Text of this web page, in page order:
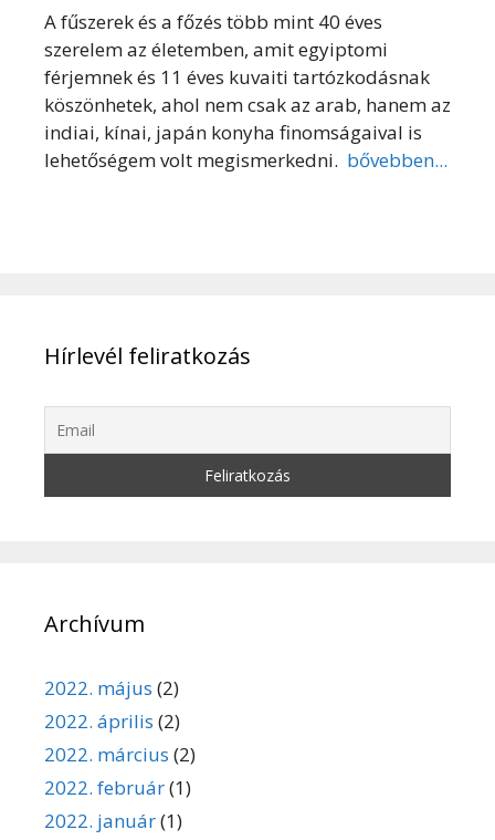
A fűszerek és a főzés több mint 40 éves
szerelem az életemben, amit egyiptomi
férjemnek és 11 éves kuvaiti tartózkodásnak
köszönhetek, ahol nem csak az arab, hanem az
indiai, kínai, japán konyha finomságaival is
lehetőségem volt megismerkedni. bővebben...
Hírlevél feliratkozás
Archívum
2022. május (2)
2022. április (2)
2022. március (2)
2022. február(1)
2022. január(1)